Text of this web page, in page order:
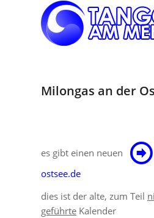
Milongas an der
es gibt einen neuen
ostsee.de
dies ist der alte, zum Teil
geführte Kalender